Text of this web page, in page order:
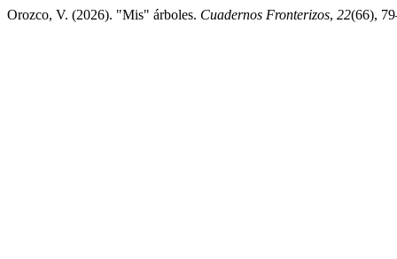
Orozco, V. (2026). "Mis" árboles. Cuadernos Fronterizos, 22(66),